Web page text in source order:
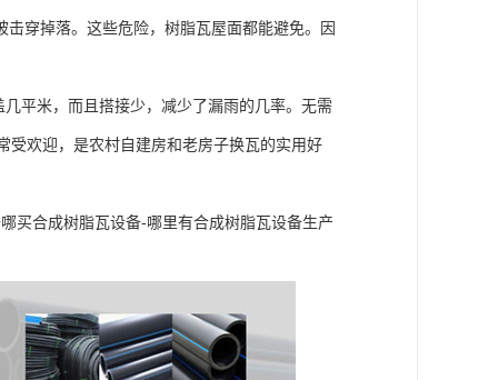
穿掉落。这些危险，树脂瓦屋面都能避免。因
平米，而且搭接少，减少了漏雨的几率。无需
受欢迎，是农村自建房和老房子换瓦的实用好
买合成树脂瓦设备-哪里有合成树脂瓦设备生产